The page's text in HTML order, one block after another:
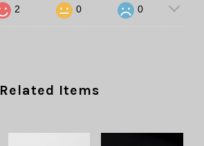
2 0 0
Related Items